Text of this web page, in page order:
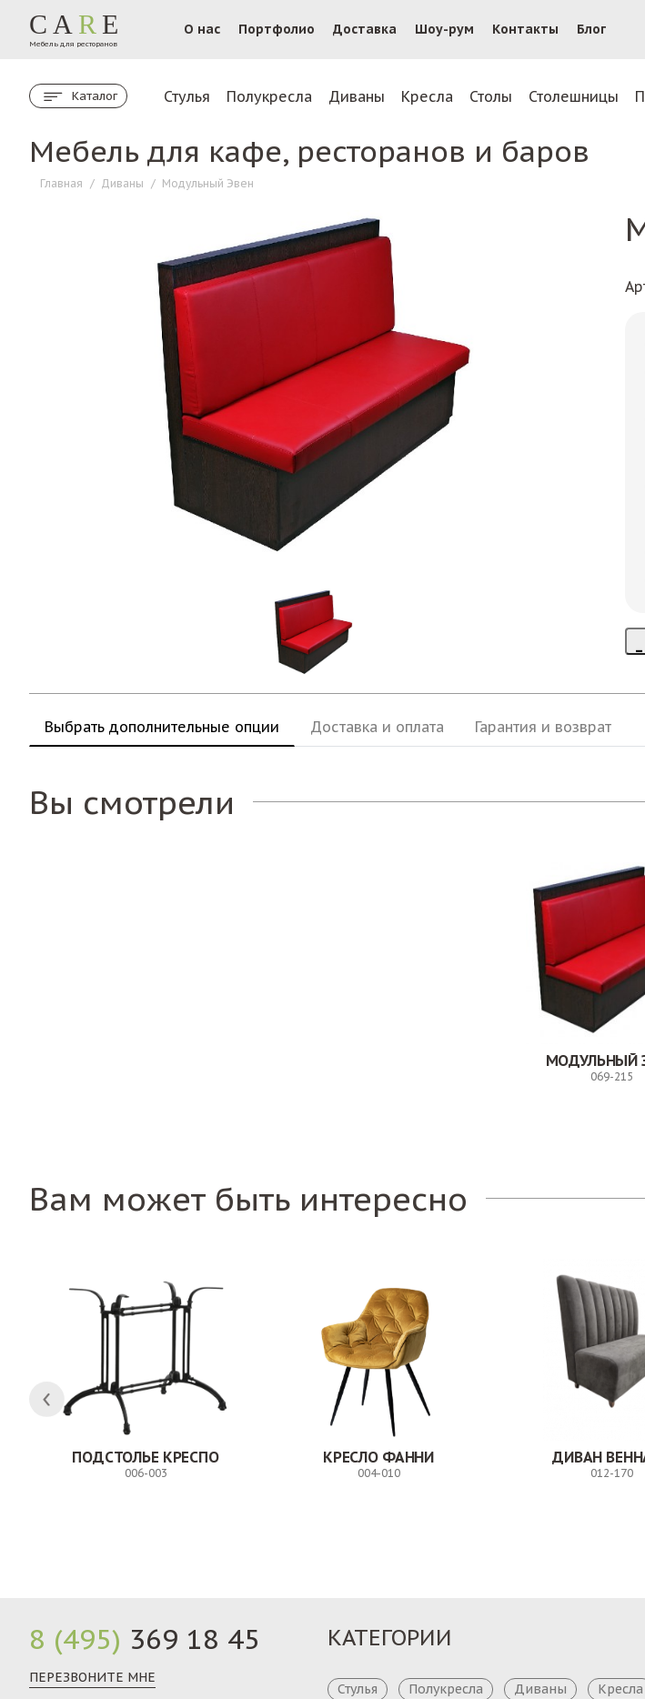
CA R E
Мебель для ресторанов
О нас Портфолио Доставка Шоу-рум Контакты Блог
Каталог Стулья Полукресла Диваны Кресла Столы Столешницы
Мебель для кафе, ресторанов и баров
Главная / Диваны / Модульный Эвен
Выбрать дополнительные опции Доставка и оплата Гарантия и возврат
Вы смотрели
МОДУЛЬНЫЙ
069-215
Вам может быть интересно
ПОДСТОЛЬЕ КРЕСПО
006-003
КРЕСЛО ФАННИ
004-010
ДИВАН
012-170
8 (495) 369 18 45
ПЕРЕЗВОНИТЕ МНЕ
КАТЕГОРИИ
Стулья Полукресла Диваны Кресла